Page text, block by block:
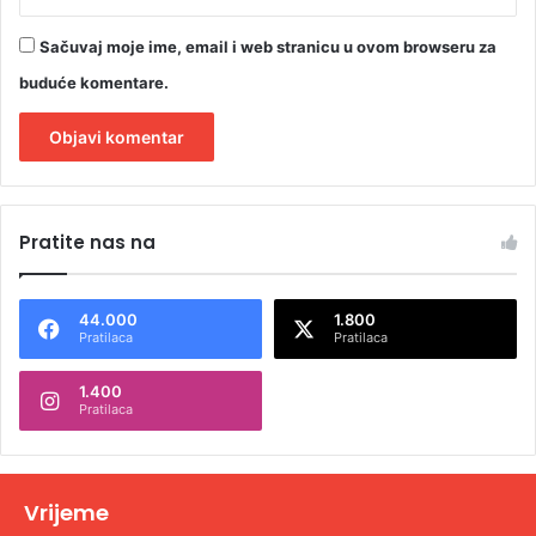
Sačuvaj moje ime, email i web stranicu u ovom browseru za
buduće komentare.
t
n
t
v
Pratite nas na
44.000
Pratilaca
1.800
Pratilaca
1.400
Pratilaca
Vrijeme